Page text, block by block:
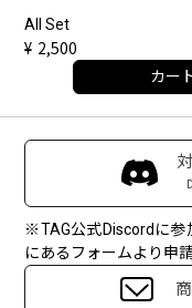
All Set
2,500
カー
※TAG公式Discordに参
にあるフォームより申